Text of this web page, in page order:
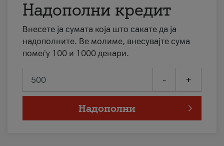
Надополни кредит
Внесете ја сумата која што сакате да ја
надополните. Ве молиме, внесувајте сума
помеѓу 100 и 1000 денари.
- +
Надополни